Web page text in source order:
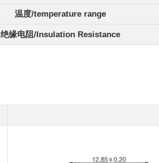
温度/temperature range
绝缘电阻/Insulation Resistance